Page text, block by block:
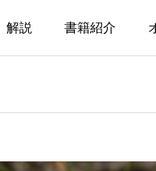
解説 書籍紹介